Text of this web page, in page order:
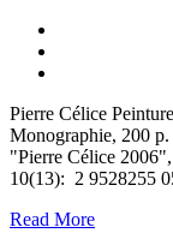
Pierre Célice
Monographie, 200
"Pierre Célice
10(13): 2 9528255
Read More